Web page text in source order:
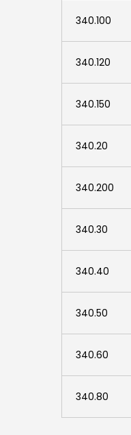
340.100
340.120
340.150
340.20
340.200
340.30
340.40
340.50
340.60
340.80